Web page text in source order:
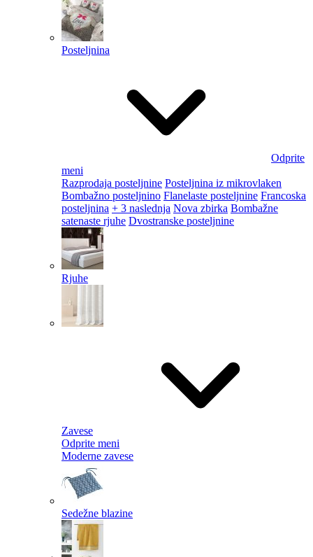
Posteljnina
Odprite
meni
Razprodaja posteljnine Posteljnina iz mikrovlaken
Bombažno posteljnino Flanelaste posteljnine Francoska
posteljnina + 3 naslednja Nova zbirka Bombažne
satenaste rjuhe Dvostranske posteljnine
Rjuhe
Zavese
Odprite meni
Moderne zavese
Sedežne blazine